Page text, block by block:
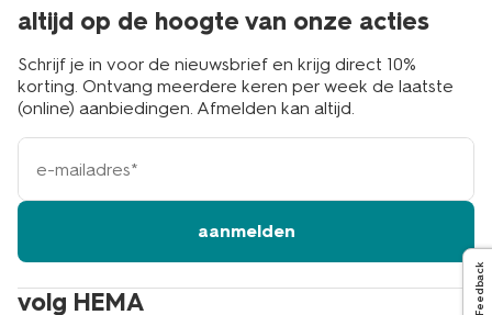
volg HEMA
altijd op de hoogte van onze acties
Schrijf je in voor de nieuwsbrief en krijg direct 10%
korting. Ontvang meerdere keren per week de laatste
(online) aanbiedingen. Afmelden kan altijd.
e-
mailadres
aanmelden
Feedback